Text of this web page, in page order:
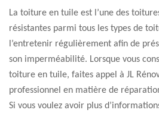
La toiture en tuile est l’une des
résistantes parmi tous les types de
l’entretenir régulièrement afin de
son imperméabilité. Lorsque vous
toiture en tuile, faites appel à JL
professionnel en matière de
Si vous voulez avoir plus